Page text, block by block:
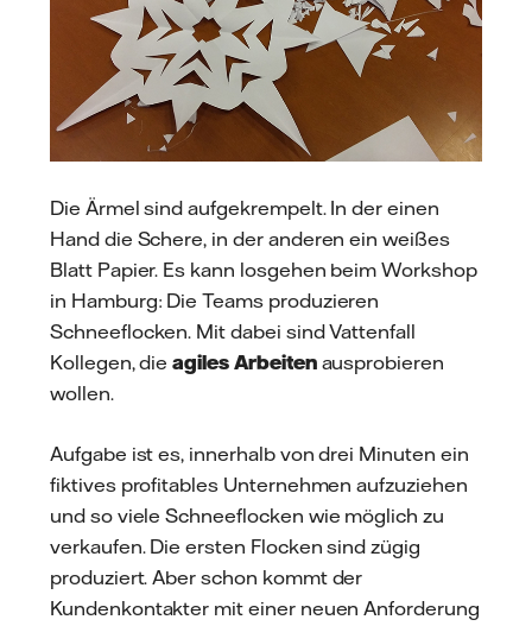
Die Ärmel sind aufgekrempelt. In der einen
Hand die Schere, in der anderen ein weißes
Blatt Papier. Es kann losgehen beim Workshop
in Hamburg: Die Teams produzieren
Schneeflocken. Mit dabei sind Vattenfall
Kollegen, dieagiles Arbeitenausprobieren
wollen.
Aufgabe ist es, innerhalb von drei Minuten ein
fiktives profitables Unternehmen aufzuziehen
und so viele Schneeflocken wie möglich zu
verkaufen. Die ersten Flocken sind zügig
produziert. Aber schon kommt der
Kundenkontakter mit einer neuen Anforderung